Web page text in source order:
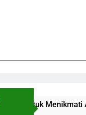
Menikmati Aksi